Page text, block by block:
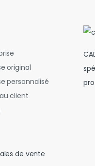
original
personnalisé
client
de vente